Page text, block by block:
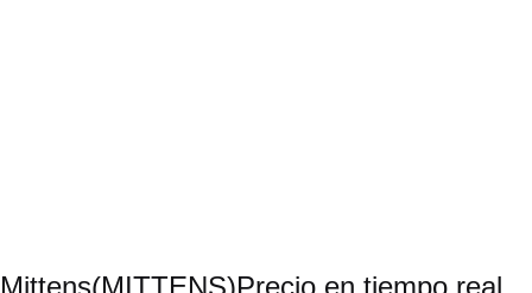
Mittens(MITTENS)Precio en tiempo real